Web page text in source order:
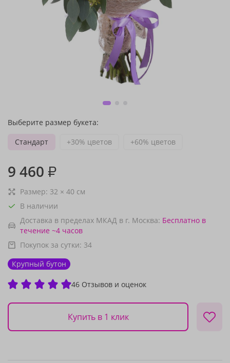
Выберите размер букета:
Стандарт
+30% цветов +60% цветов
9 460 ₽
Размер: 32 × 40 см
В наличии
Доставка в пределах МКАД в г. Москва: Бесплатно в
течение ~4 часов
Покупок за сутки: 34
Крупный бутон
46 Отзывов и оценок
Купить в 1 клик